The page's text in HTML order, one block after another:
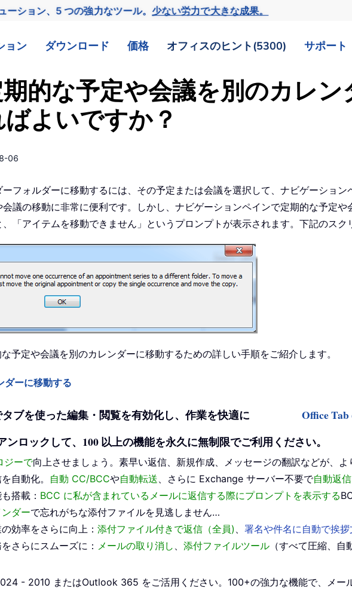
ーション、5 つの強力なツール。少ない労力で大きな成果。
ョン ダウンロード 価格 オフィスのヒント(5300) サポート
的な予定や会議を別のカレン
よいですか？
06
フォルダーに移動するには、その予定または会議を選択して、ナビゲーショ
議の移動に非常に便利です。しかし、ナビゲーションペインで定期的な予定
「アイテムを移動できません」というプロンプトが表示されます。下記のスク
予定や会議を別のカレンダーに移動するための詳しい手順をご紹介します。
ダーに移動する
ブを使った編集・閲覧を有効化し、作業を快適に Office
ロックして、100 以上の機能を永久に無制限でご利用ください。
ジーで向上させましょう。素早い返信、新規作成、メッセージの翻訳などが、よ
自動化。 自動 CC/BCCや自動転送、さらに Exchange サーバー不要で自動返信
搭載： BCC に私が含まれているメールに返信する際にプロンプトを表示する
ダーで忘れがちな添付ファイルを見逃しません…
効率をさらに向上： 添付ファイル付きで返信（全員) 、 署名や件名に自動で挨
さらにスムーズに： メールの取り消し 、 添付ファイルツール （すべて圧縮、自
- 2010 またはOutlook 365 をご活用ください。100+の強力な機能で、メー